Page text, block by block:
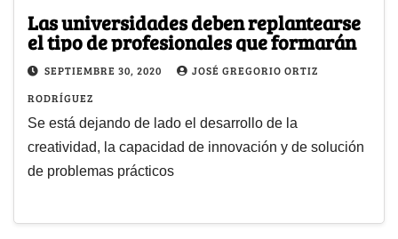
Las universidades deben replantearse
el tipo de profesionales que formarán
SEPTIEMBRE 30, 2020
JOSÉ GREGORIO ORTIZ
RODRÍGUEZ
Se está dejando de lado el desarrollo de la
creatividad, la capacidad de innovación y de solución
de problemas prácticos